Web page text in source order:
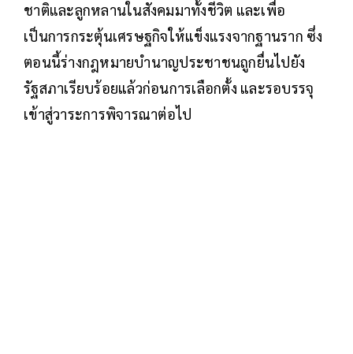
ชาติและลูกหลานในสังคมมาทั้งชีวิต และเพื่อ
เป็นการกระตุ้นเศรษฐกิจให้แข็งแรงจากฐานราก ซึ่ง
ตอนนี้ร่างกฎหมายบำนาญประชาชนถูกยื่นไปยัง
รัฐสภาเรียบร้อยแล้วก่อนการเลือกตั้ง และรอบรรจุ
เข้าสู่วาระการพิจารณาต่อไป